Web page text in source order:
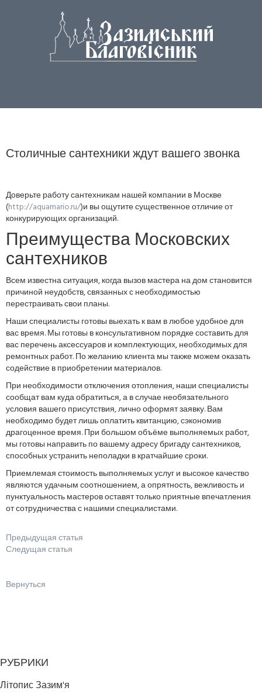
Столичные сантехники ждут вашего звонка
Доверьте работу сантехникам нашей компании в Москве
(http://aquamario.ru/)и вы ощутите существенное отличие от
конкурирующих организаций.
Преимущества Московских
сантехников
Всем известна ситуация, когда вызов мастера на дом становится
причиной неудобств, связанных с необходимостью
перестраивать свои планы.
Наши специалисты готовы выехать к вам в любое удобное для
вас время. Мы готовы в консультативном порядке составить для
вас перечень аксессуаров и комплектующих, необходимых для
ремонтных работ. По желанию клиента мы также можем оказать
содействие в приобретении материалов.
При необходимости отключения отопления, наши специалисты
сообщат вам куда обратиться, а в случае необязательного
условия вашего присутствия, лично оформят заявку. Вам
необходимо будет лишь оплатить квитанцию, сэкономив
драгоценное время. При большом объёме выполняемых работ,
мы готовы направить по вашему адресу бригаду сантехников,
способных устранить неполадки в кратчайшие сроки.
Приемлемая стоимость выполняемых услуг и высокое качество
являются удачным соотношением, а опрятность, вежливость и
пунктуальность мастеров оставят только приятные впечатления
от сотрудничества с нашими специалистами.
Предыдущая статья
Следущая статья
Вернуться
РУБРИКИ
Літопис Зазим'я